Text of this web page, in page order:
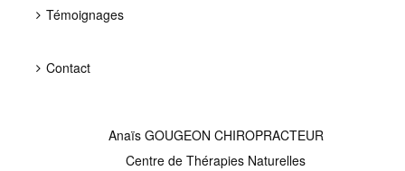
Témoignages
Contact
Anaïs GOUGEON CHIROPRACTEUR
Centre de Thérapies Naturelles